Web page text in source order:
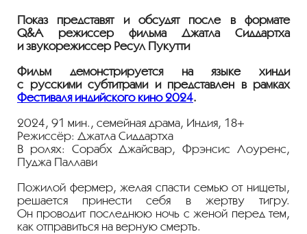
Показ представят и обсудят после в формате
Q&A режиссер фильма Джатла Сиддартха
и звукорежиссер Ресул Пукутти
Фильм демонстрируется на языке хинди
с русскими субтитрами и представлен в рамках
Фестиваля индийского кино 2024.
2024, 91 мин., семейная драма, Индия, 18+
Режиссёр: Джатла Сиддартха
В ролях: Сорабх Джайсвар, Фрэнсис Лоуренс,
Пуджа Паллави
Пожилой фермер, желая спасти семью от нищеты,
решается принести себя в жертву тигру.
Он проводит последнюю ночь с женой перед тем,
как отправиться на верную смерть.